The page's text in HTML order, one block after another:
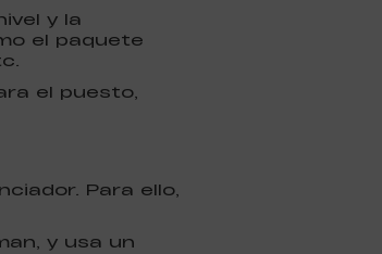
y la
el paquete
el puesto,
Para ello,
y usa un